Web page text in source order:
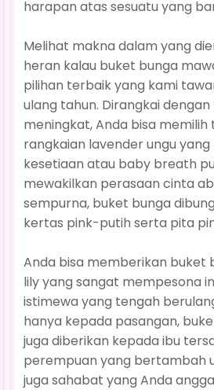
harapan atas sesuatu yang
Melihat makna dalam yang
heran kalau buket bunga
pilihan terbaik yang kami
ulang tahun. Dirangkai
meningkat, Anda bisa
rangkaian lavender ungu
kesetiaan atau baby breath
mewakilkan perasaan cinta
sempurna, buket bunga
kertas pink-putih serta pita
Anda bisa memberikan buket
lily yang sangat mempesona
istimewa yang tengah
hanya kepada pasangan,
juga diberikan kepada ibu
perempuan yang bertambah
juga sahabat yang Anda